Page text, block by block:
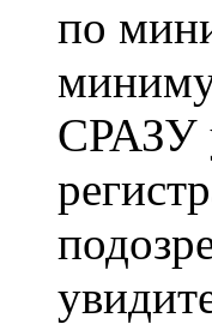
по
СРАЗУ